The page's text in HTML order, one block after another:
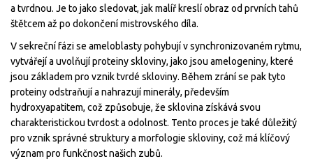
a tvrdnou. Je to jako sledovat, jak malíř kreslí obraz od prvních tahů
štětcem až po dokončení mistrovského díla.
V sekreční fázi se ameloblasty pohybují v synchronizovaném rytmu,
vytvářejí a uvolňují proteiny skloviny, jako jsou amelogeniny, které
jsou základem pro vznik tvrdé skloviny. Během zrání se pak tyto
proteiny odstraňují a nahrazují minerály, především
hydroxyapatitem, což způsobuje, že sklovina získává svou
charakteristickou tvrdost a odolnost. Tento proces je také důležitý
pro vznik správné struktury a morfologie skloviny, což má klíčový
význam pro funkčnost našich zubů.